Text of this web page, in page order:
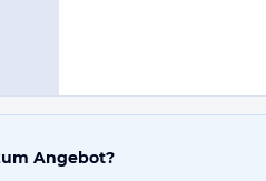
Angebot?